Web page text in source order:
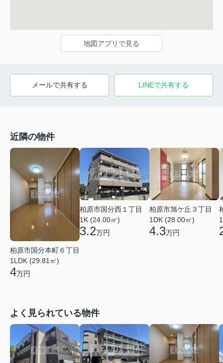
地図アプリで見る
メールで共有する LINEで共有する
近隣の物件
柏原市国分本町６丁目
1LDK (29.81㎡)
4万円
柏原市国分西１丁目
1K (24.00㎡)
3.2万円
柏原市旭ケ丘３丁目
1DK (28.00㎡)
4.3万円
よく見られている物件